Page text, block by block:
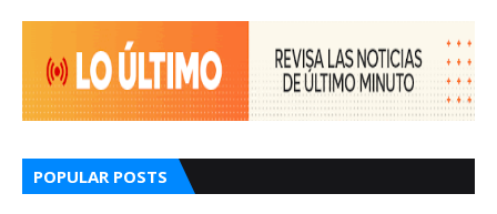
POPULAR POSTS